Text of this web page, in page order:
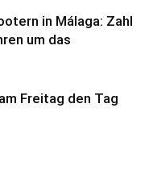
in Málaga: Zahl
um das
Freitag den Tag